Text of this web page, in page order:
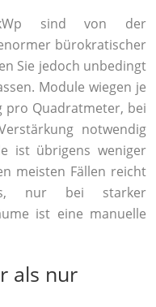
sind von der
bürokratischer
Sie jedoch unbedingt
Module wiegen je
pro Quadratmeter, bei
notwendig
ist übrigens weniger
meisten Fällen reicht
nur bei starker
ist eine manuelle
als nur